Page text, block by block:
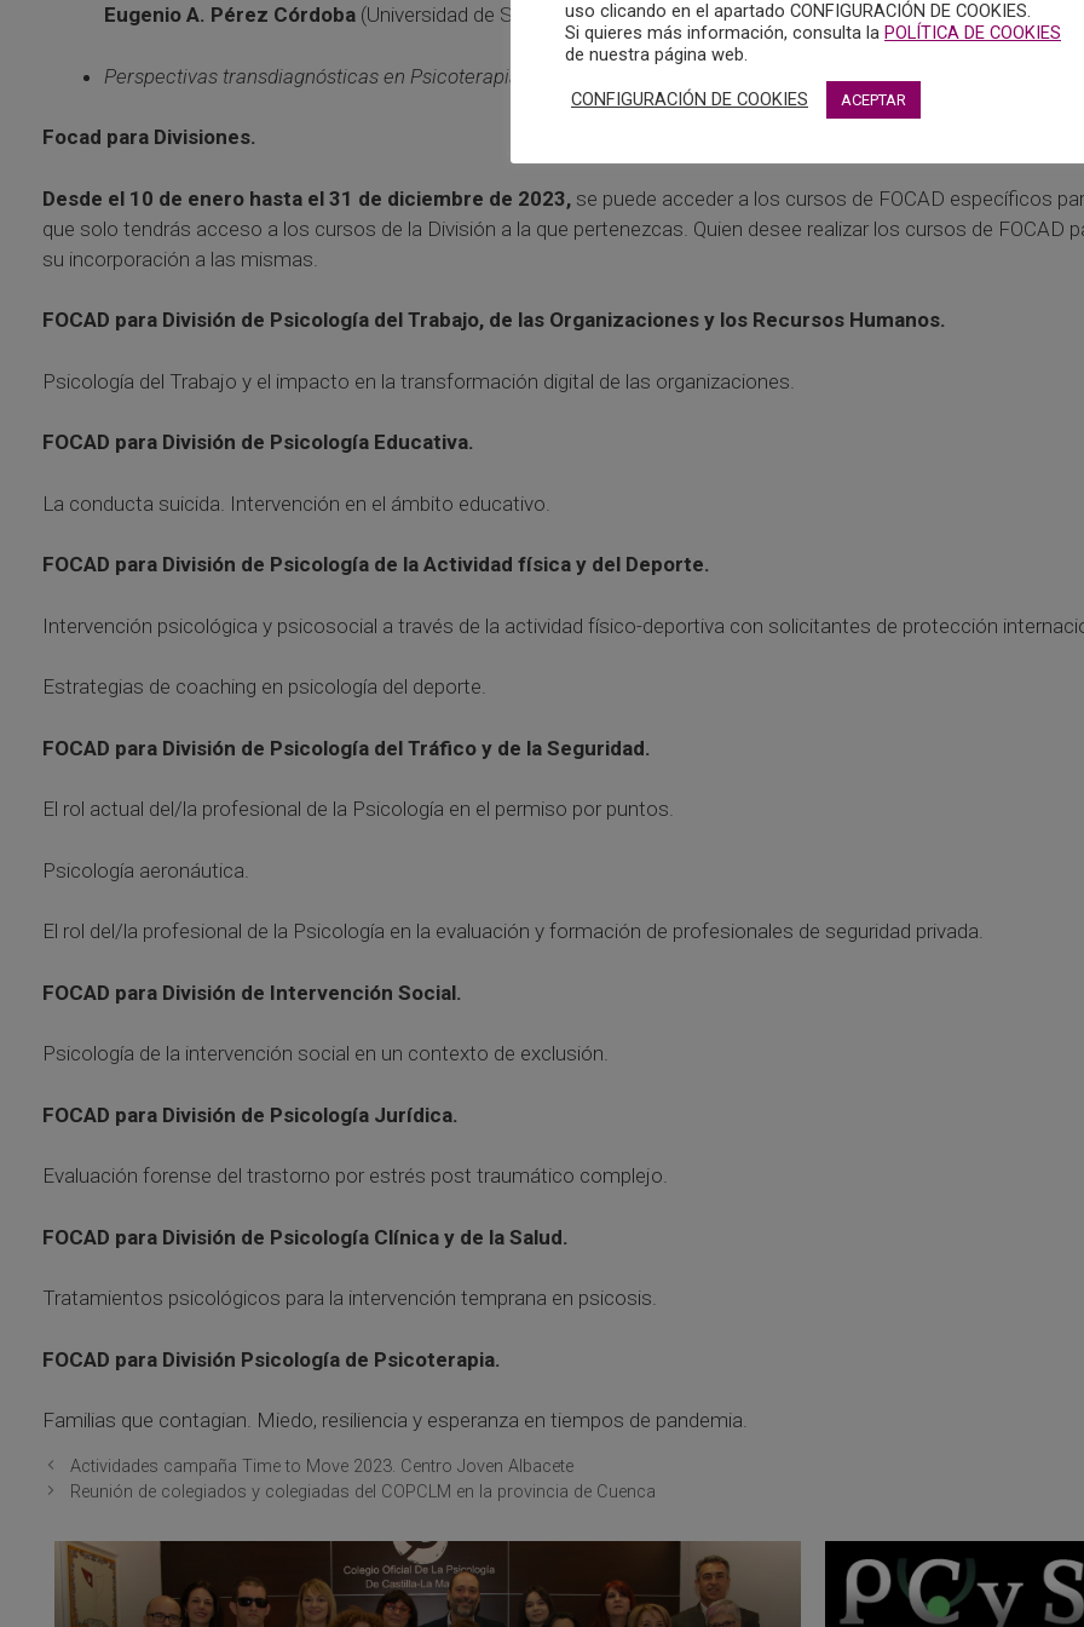
Eugenio A. Pérez Córdoba(Universidad de Sevilla. Colegio Oficial de Psicología de Andalucía Occidental).
Perspectivas transdiagnósticas en Psicoterapia (Profesor Titular de Universidad) y
Focad para Divisiones.
Desde el 10 de enero hasta el 31 de diciembre de 2023,se puede acceder a los cursos de FOCAD específicos
que solo tendrás acceso a los cursos de la División a la que pertenezcas. Quien desee realizar los cursos de FOCAD
su incorporación a las mismas.
FOCAD para División de Psicología del Trabajo, de las Organizaciones y los Recursos Humanos.
Psicología del Trabajo y el impacto en la transformación digital de las organizaciones.
FOCAD para División de Psicología Educativa.
La conducta suicida. Intervención en el ámbito educativo.
FOCAD para División de Psicología de la Actividad física y del Deporte.
Intervención psicológica y psicosocial a través de la actividad físico-deportiva con solicitantes de protección
Estrategias de coaching en psicología del deporte.
FOCAD para División de Psicología del Tráfico y de la Seguridad.
El rol actual del/la profesional de la Psicología en el permiso por puntos.
Psicología aeronáutica.
El rol del/la profesional de la Psicología en la evaluación y formación de profesionales de seguridad privada.
FOCAD para División de Intervención Social.
Psicología de la intervención social en un contexto de exclusión.
FOCAD para División de Psicología Jurídica.
Evaluación forense del trastorno por estrés post traumático complejo.
FOCAD para División de Psicología Clínica y de la Salud.
Tratamientos psicológicos para la intervención temprana en psicosis.
FOCAD para División Psicología de Psicoterapia.
Familias que contagian. Miedo, resiliencia y esperanza en tiempos de pandemia.
Actividades campaña Time to Move 2023. Centro Joven Albacete
Reunión de colegiados y colegiadas del COPCLM en la provincia de Cuenca
uso clicando en el apartado CONFIGURACIÓN DE COOKIES.
Si quieres más información, consulta la POLÍTICA DE COOKIES
de nuestra página web.
CONFIGURACIÓN DE COOKIES ACEPTAR